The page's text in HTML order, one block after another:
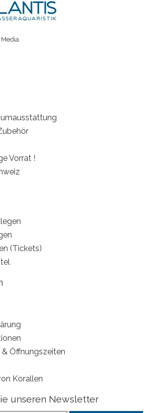
Vorrat !
(Tickets)
Öffnungszeiten
Korallen
unseren Newsletter